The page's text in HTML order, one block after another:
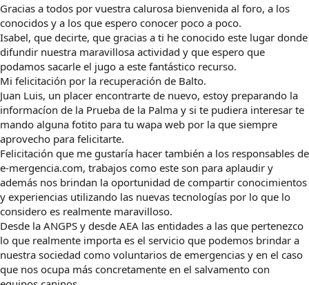
Gracias a todos por vuestra calurosa bienvenida al foro, a los
conocidos y a los que espero conocer poco a poco.
Isabel, que decirte, que gracias a ti he conocido este lugar donde
difundir nuestra maravillosa actividad y que espero que
podamos sacarle el jugo a este fantástico recurso.
Mi felicitación por la recuperación de Balto.
Juan Luis, un placer encontrarte de nuevo, estoy preparando la
informacíon de la Prueba de la Palma y si te pudiera interesar te
mando alguna fotito para tu wapa web por la que siempre
aprovecho para felicitarte.
Felicitación que me gustaría hacer también a los responsables de
e-mergencia.com, trabajos como este son para aplaudir y
además nos brindan la oportunidad de compartir conocimientos
y experiencias utilizando las nuevas tecnologías por lo que lo
considero es realmente maravilloso.
Desde la ANGPS y desde AEA las entidades a las que pertenezco
lo que realmente importa es el servicio que podemos brindar a
nuestra sociedad como voluntarios de emergencias y en el caso
que nos ocupa más concretamente en el salvamento con